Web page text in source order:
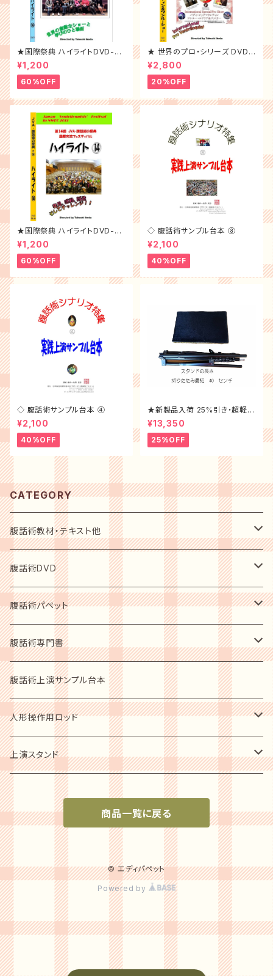
★国際祭典 ハイライトDVD-20
19年
¥1,200
60%OFF
★ 世界のプロ・シリーズ DVD-
⑰
¥2,800
20%OFF
★国際祭典 ハイライトDVD-20
15年
¥1,200
60%OFF
◇ 腹話術サンプル台本 ⑧
¥2,100
40%OFF
◇ 腹話術サンプル台本 ④
¥2,100
40%OFF
★新製品入荷 25%引き・超軽量
スタンド
¥13,350
25%OFF
CATEGORY
腹話術教材・テキスト他
初心者用入門テキスト
指導者用テキスト
上演必需品
人形スタント
ステージカーテン
音響セット
腹話術DVD
初心者用入門DVD
レベルアップショーDVD
指導者の手ほどき 2枚組
腹話術パペット
動物ソフトパッペト
人型人形
人型パペット
ショーアップ商品
パペットシューズ
腹話術専門書
腹話術愛好者用
歴史写真集
腹話術の歴史他
指導者用ガイドブック
腹話術上演サンプル台本
人形操作用ロッド
ソフトパッペト用
小型人形用
小型～中型パペット用
中型～大型パペット用
上演スタンド
上演必需品
人形スタンド
商品一覧に戻る
© エディパペット
Powered by